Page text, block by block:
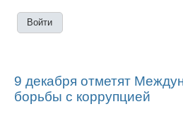
9 декабря отметят
борьбы с коррупцией